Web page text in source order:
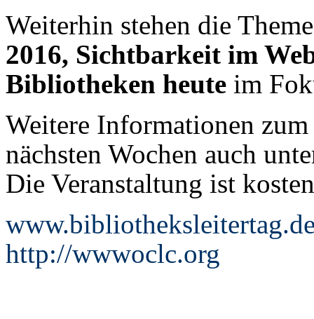
Weiterhin stehen die
2016, Sichtbarkeit im
Bibliotheken heute im
Weitere Informationen
nächsten Wochen auch
Die Veranstaltung ist
http://wwwoclc.org